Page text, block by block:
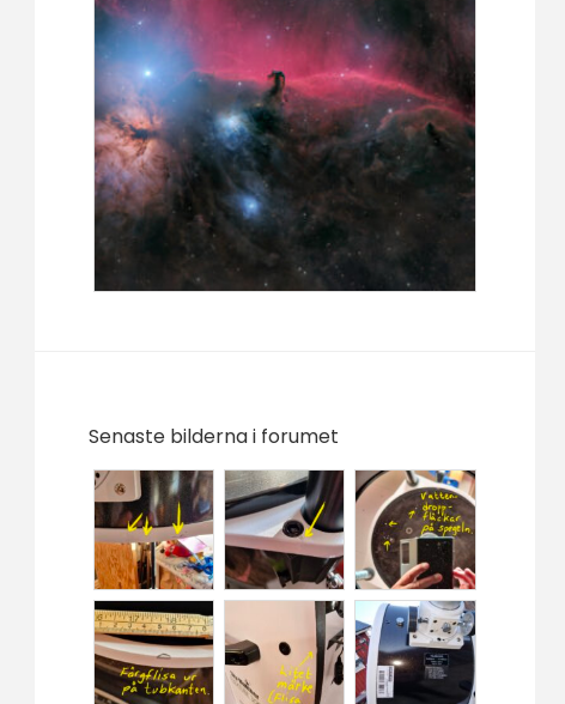
Senaste bilderna i forumet